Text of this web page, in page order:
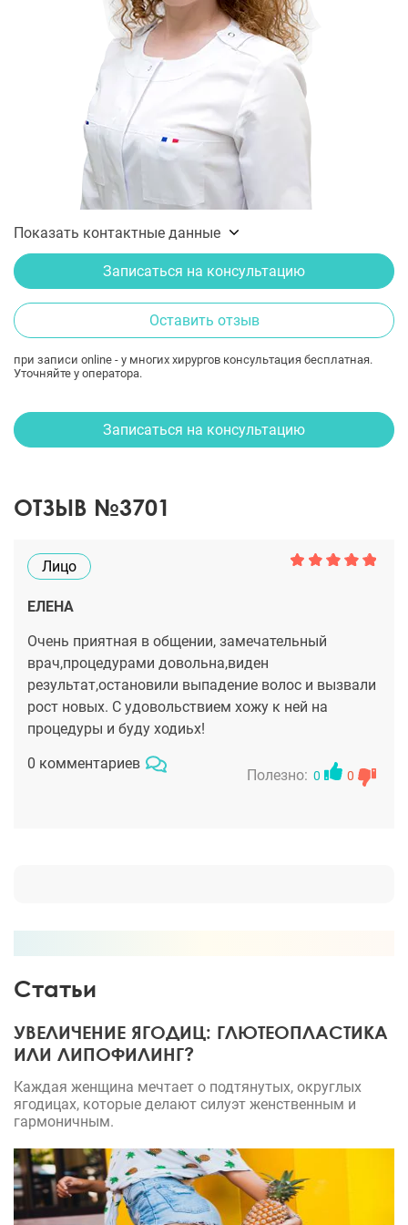
Показать контактные данные
Записаться на консультацию
Оставить отзыв
при записи online - у многих хирургов консультация бесплатная.
Уточняйте у оператора.
Записаться на консультацию
ОТЗЫВ №3701
Лицо
ЕЛЕНА
Очень приятная в общении, замечательный
врач,процедурами довольна,виден
результат,остановили выпадение волос и вызвали
рост новых. С удовольствием хожу к ней на
процедуры и буду ходиьх!
0 комментариев
Полезно: 0 0
Статьи
УВЕЛИЧЕНИЕ ЯГОДИЦ: ГЛЮТЕОПЛАСТИКА
ИЛИ ЛИПОФИЛИНГ?
Каждая женщина мечтает о подтянутых, округлых
ягодицах, которые делают силуэт женственным и
гармоничным.